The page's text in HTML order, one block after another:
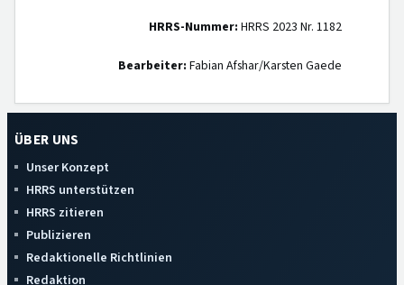
HRRS-Nummer: HRRS 2023 Nr. 1182
Bearbeiter: Fabian Afshar/Karsten Gaede
ÜBER UNS
Unser Konzept
HRRS unterstützen
HRRS zitieren
Publizieren
Redaktionelle Richtlinien
Redaktion